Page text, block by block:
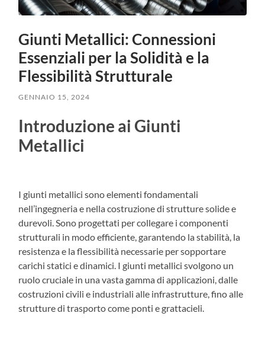
Giunti Metallici: Connessioni
Essenziali per la Solidità e la
Flessibilità Strutturale
GENNAIO 15, 2024
Introduzione ai Giunti
Metallici
I giunti metallici sono elementi fondamentali
nell’ingegneria e nella costruzione di strutture solide e
durevoli. Sono progettati per collegare i componenti
strutturali in modo efficiente, garantendo la stabilità, la
resistenza e la flessibilità necessarie per sopportare
carichi statici e dinamici. I giunti metallici svolgono un
ruolo cruciale in una vasta gamma di applicazioni, dalle
costruzioni civili e industriali alle infrastrutture, fino alle
strutture di trasporto come ponti e grattacieli.